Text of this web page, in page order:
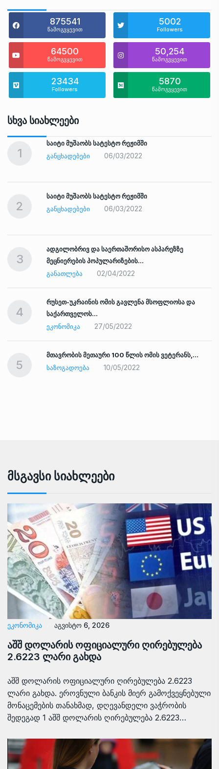
875541
წამოგვყევით
5002
Followers
64500
წამოგვყევით
50,254
წამოგვყევით
23434
Followers
5870
წამოგვყევით
Სხვა Სიახლეები
1
საიტი მუშაობს სატესტო რეჟიმში
ᲒᲐᲜᲪᲮᲐᲓᲔᲑᲔᲑᲘ
06/03/2022
2
საიტი მუშაობს სატესტო რეჟიმში
ᲒᲐᲜᲪᲮᲐᲓᲔᲑᲔᲑᲘ
06/03/2022
3
ადგილობრივ და საერთაშორისო ასპარეზზე
მეცნიერების პოპულარიზების…
ᲒᲐᲜᲐᲗᲚᲔᲑᲐ
02/04/2022
4
რუსეთ-უკრაინის ომის გავლენა მსოფლიოსა და
საქართველოს…
ᲔᲙᲝᲜᲝᲛᲘᲙᲐ
27/05/2022
5
მთავრობის მეთაური 100 წლის ომის ვეტერანს,…
ᲡᲐᲖᲝᲒᲐᲓᲝᲔᲑᲐ
10/05/2022
Მსგავსი Სიახლეები
ᲔᲙᲝᲜᲝᲛᲘᲙᲐ აგვისტო 6, 2026
აშშ დოლარის ოფიციალური ღირებულება
2.6223 ლარი გახდა
აშშ დოლარის ოფიციალური ღირებულება 2.6223
ლარი გახდა. ეროვნული ბანკის მიერ გამოქვეყნებული
მონაცემების თანახმად, დღევანდელი ვაჭრობის
შედეგად 1 აშშ დოლარის ღირებულება 2.6223…